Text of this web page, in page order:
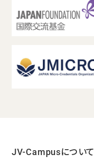
JV-Campusについて